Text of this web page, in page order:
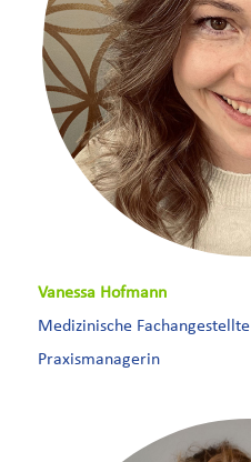
Vanessa Hofmann
Medizinische Fachangestellte
Praxismanagerin